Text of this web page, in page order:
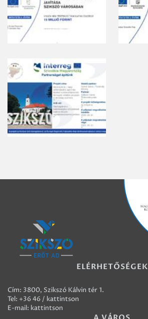
ELÉRHETŐSÉGEK
Cím: 3800, Szikszó Kálvin tér 1.
Tel: +36 46 / kattintson
E-mail: kattintson